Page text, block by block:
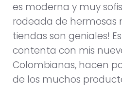
es moderna y muy
rodeada de hermosas
tiendas son geniales!
contenta con mis
Colombianas, hacen
de los muchos